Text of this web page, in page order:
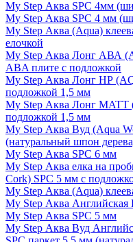
My Step Аква SPC 4мм
My Step Аква SPC 4 мм
My Step Аква (Aqua)
елочкой
My Step Аква Лонг АВА
ABA плите с подложкой
My Step Аква Лонг НР
подложкой 1,5 мм
My Step Аква Лонг MATT
подложкой 1,5 мм
My Step Аква Вуд (Aqua
(натуральный шпон
My Step Аква SPC 6 мм
My Step Аква елка на
Cork) SPC 5 мм с
My Step Аква (Aqua)
My Step Аква Английская
My Step Аква SPC 5 мм
My Step Аква Вуд